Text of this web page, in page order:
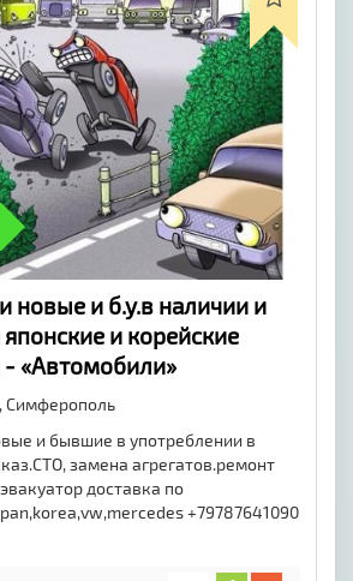
новые и б.у.в наличии и
японские и корейские
«Автомобили»
Симферополь
и бывшие в употреблении в
замена агрегатов.ремонт
доставка по
+79787641090